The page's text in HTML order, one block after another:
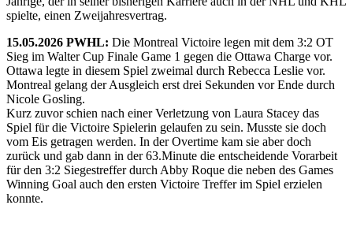
spielte, einen Zweijahresvertrag.
15.05.2026 PWHL: Die Montreal Victoire legen mit dem 3:2 OT
Sieg im Walter Cup Finale Game 1 gegen die Ottawa Charge vor.
Ottawa legte in diesem Spiel zweimal durch Rebecca Leslie vor.
Montreal gelang der Ausgleich erst drei Sekunden vor Ende durch
Nicole Gosling.
Kurz zuvor schien nach einer Verletzung von Laura Stacey das
Spiel für die Victoire Spielerin gelaufen zu sein. Musste sie doch
vom Eis getragen werden. In der Overtime kam sie aber doch
zurück und gab dann in der 63.Minute die entscheidende Vorarbeit
für den 3:2 Siegestreffer durch Abby Roque die neben des Games
Winning Goal auch den ersten Victoire Treffer im Spiel erzielen
konnte.